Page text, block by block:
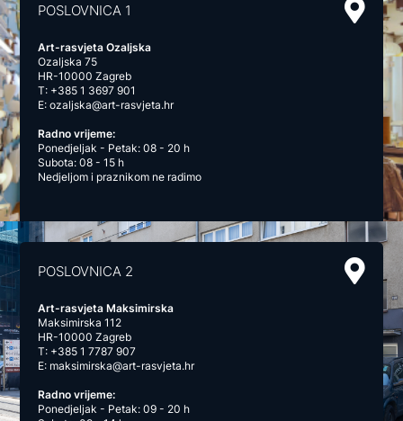
POSLOVNICA 1
Art-rasvjeta Ozaljska
Ozaljska 75
HR-10000 Zagreb
T: +385 1 3697 901
E:ozaljska@art-rasvjeta.hr
Radno vrijeme:
Ponedjeljak - Petak: 08 - 20 h
Subota: 08 - 15 h
Nedjeljom i praznikom ne radimo
POSLOVNICA 2
Art-rasvjeta Maksimirska
Maksimirska 112
HR-10000 Zagreb
T: +385 1 7787 907
E: maksimirska@art-rasvjeta.hr
Radno vrijeme:
Ponedjeljak - Petak: 09 - 20 h